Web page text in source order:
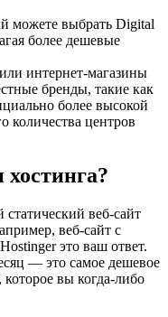
можете выбрать Digital
более дешевые
интернет-магазины
бренды, такие как
более высокой
количества центров
веб-сайт
веб-сайт с
это ваш ответ.
— это самое дешевое
вы когда-либо